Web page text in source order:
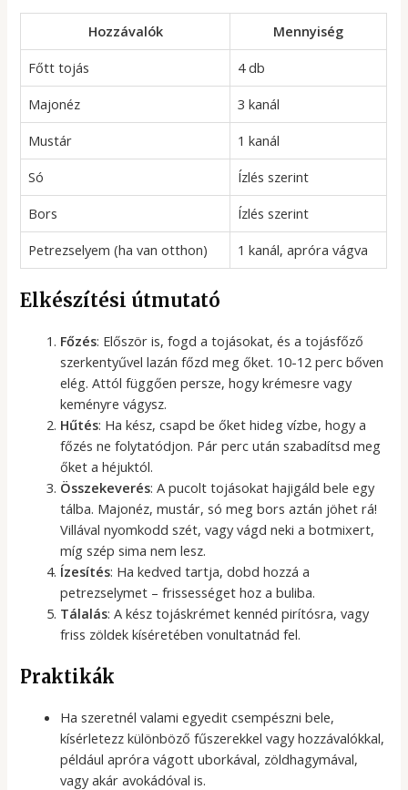
Hozzávalók
Mennyiség
Főtt tojás
4 db
Majonéz
3 kanál
Mustár
1 kanál
Só
Ízlés szerint
Bors
Ízlés szerint
Petrezselyem (ha van otthon)
1 kanál, apróra vágva
Elkészítési útmutató
Főzés: Először is, fogd a tojásokat, és a tojásfőző
szerkentyűvel lazán főzd meg őket. 10-12 perc bőven
elég. Attól függően persze, hogy krémesre vagy
keményre vágysz.
Hűtés: Ha kész, csapd be őket hideg vízbe, hogy a
főzés ne folytatódjon. Pár perc után szabadítsd meg
őket a héjuktól.
Összekeverés: A pucolt tojásokat hajigáld bele egy
tálba. Majonéz, mustár, só meg bors aztán jöhet rá!
Villával nyomkodd szét, vagy vágd neki a botmixert,
míg szép sima nem lesz.
Ízesítés: Ha kedved tartja, dobd hozzá a
petrezselymet – frissességet hoz a buliba.
Tálalás: A kész tojáskrémet kennéd pirítósra, vagy
friss zöldek kíséretében vonultatnád fel.
Praktikák
Ha szeretnél valami egyedit csempészni bele,
kísérletezz különböző fűszerekkel vagy hozzávalókkal,
például apróra vágott uborkával, zöldhagymával,
vagy akár avokádóval is.